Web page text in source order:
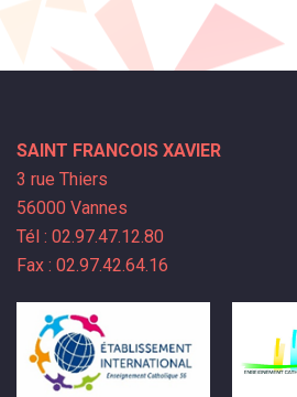
SAINT FRANCOIS XAVIER
3 rue Thiers
56000 Vannes
Tél : 02.97.47.12.80
Fax : 02.97.42.64.16